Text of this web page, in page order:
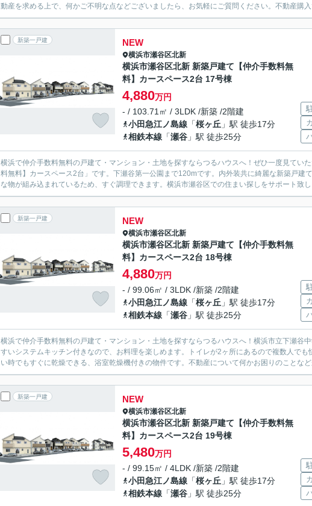
動産を求める上で、何かご不明な点などございましたら、お気軽にご質問ください。不動産購
新築一戸建 NEW
横浜市瀬谷区北新
横浜市瀬谷区北新 新築戸建て【仲介手数料無
料】カースペース2台 17号棟
4,880万円
- / 103.71㎡ / 3LDK /新築 /2階建
小田急江ノ島線 「桜ヶ丘 」駅 徒歩17分
相鉄本線 「瀬谷 」駅 徒歩25分
横浜で仲介手数料無料の戸建て・マンション・土地を探すならつるハウスへ！ぜひ一度見てい
料無料】カースペース2台」です。下瀬谷第一公園まで120mです。内外装共に綺麗な新築戸建
な物が組み込まれているため、すぐ調理できます。横浜市瀬谷区での住まい探しをサポート致
新築一戸建 NEW
横浜市瀬谷区北新
横浜市瀬谷区北新 新築戸建て【仲介手数料無
料】カースペース2台 18号棟
4,880万円
- / 99.06㎡ / 3LDK /新築 /2階建
小田急江ノ島線 「桜ヶ丘 」駅 徒歩17分
相鉄本線 「瀬谷 」駅 徒歩25分
横浜で仲介手数料無料の戸建て・マンション・土地を探すならつるハウスへ！横浜市立下瀬谷
すいシステムキッチン付きなので、お料理を楽しめます。トイレが2ヶ所にあるので複数人で
い時でもすぐに乾燥できる、浴室乾燥機付きの物件です。不動産について何かお困りのことな
新築一戸建 NEW
横浜市瀬谷区北新
横浜市瀬谷区北新 新築戸建て【仲介手数料無
料】カースペース2台 19号棟
5,480万円
- / 99.15㎡ / 4LDK /新築 /2階建
小田急江ノ島線 「桜ヶ丘 」駅 徒歩17分
相鉄本線 「瀬谷 」駅 徒歩25分